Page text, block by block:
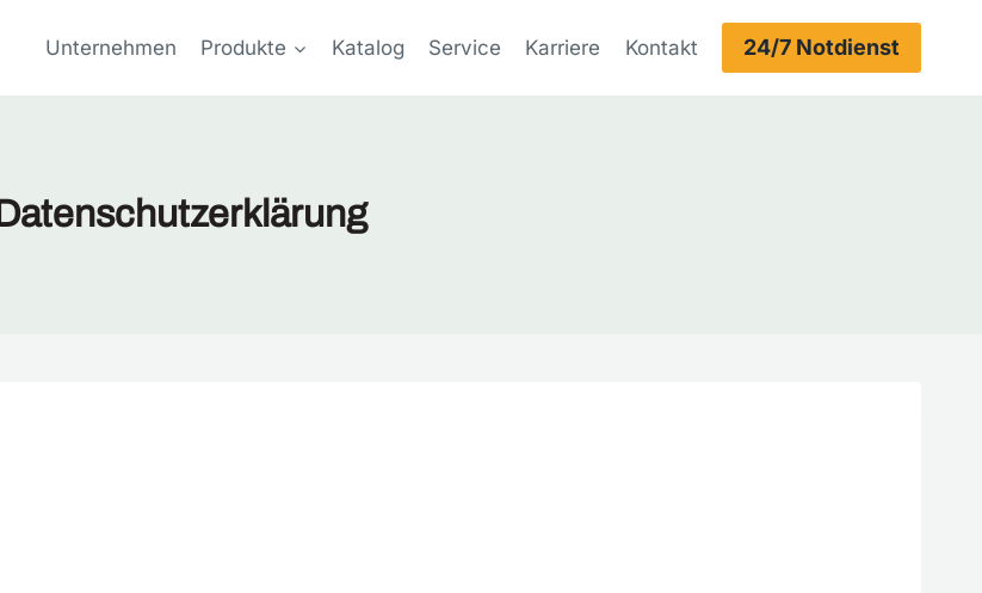
Unternehmen Produkte Katalog Service Karriere Kontakt 24/7 Notdienst
Datenschutzerklärung